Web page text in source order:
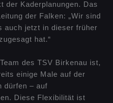
der Kaderplanungen. Das
der Falken: „Wir sind
auch jetzt in dieser früher
hat.“
des TSV Birkenau ist,
einige Male auf der
dürfen – auf
Diese Flexibilität ist